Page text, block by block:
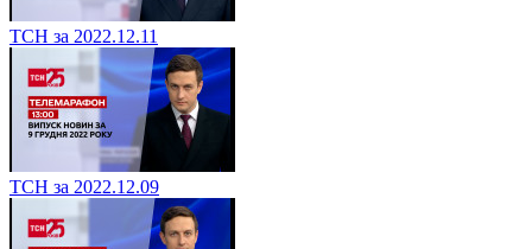
ТСН за 2022.12.11
ТСН за 2022.12.09